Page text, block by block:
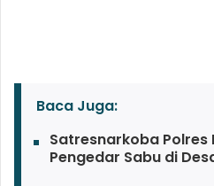
Baca Juga:
Satresnarkoba Polres
Pengedar Sabu di